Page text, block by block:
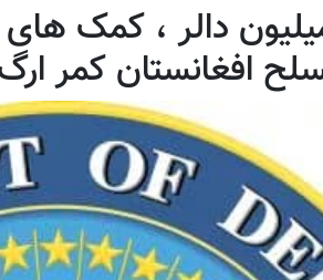
۶۰۴ میلیون دالر ، کمک
افغانستان کمر